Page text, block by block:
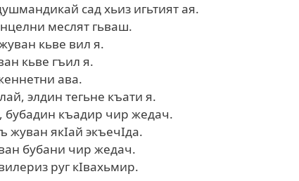
сад хьиз игьтият ая.
меслят гьваш.
кьве вил я.
кьве гъил я.
ава.
элдин тегьне къати я.
бубадин къадир чир жедач.
жуван якIай экъечIда.
бубани чир жедач.
руг кIвахьмир.